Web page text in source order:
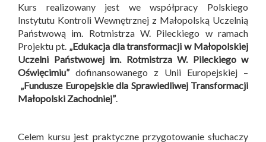
Kurs realizowany jest we współpracy Polskiego
Instytutu Kontroli Wewnętrznej z Małopolską Uczelnią
Państwową im. Rotmistrza W. Pileckiego w ramach
Projektu pt. „Edukacja dla transformacji w Małopolskiej
Uczelni Państwowej im. Rotmistrza W. Pileckiego w
Oświęcimiu”dofinansowanego z Unii Europejskiej –
„Fundusze Europejskie dla Sprawiedliwej Transformacji
Małopolski Zachodniej”.
Celem kursu jest praktyczne przygotowanie słuchaczy